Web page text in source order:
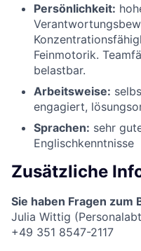
Persönlichkeit:
Feinmotorik.
belastbar.
Arbeitsweise:
engagiert,
Sprachen: sehr
Englischkenntnisse
Zusätzliche
Sie haben Fragen
Julia Wittig
+49 351 8547-2117